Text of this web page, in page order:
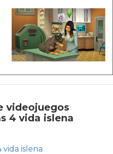
videojuegos
4 vida islena
vida islena